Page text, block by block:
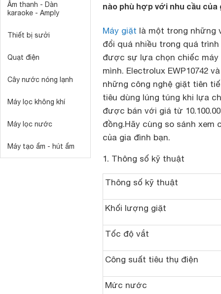
Âm thanh - Dàn
karaoke - Amply
Thiết bị sưởi
Quạt điện
Cây nước nóng lạnh
Máy lọc không khí
Máy lọc nước
Máy tạo ẩm - hút ẩm
nào phù hợp với nhu cầu của
Máy giặt là một trong những
đổi quá nhiều trong quá
được sự lựa chọn chiếc máy
mình. Electrolux EWP10742
những công nghệ giặt tiên
tiêu dùng lúng túng khi lựa
được bán với giá từ
đồng.Hãy cùng so sánh
của gia đình bạn.
1. Thông số kỹ thuật
Thông số kỹ thuật
Khối lượng giặt
Tốc độ vắt
Công suất tiêu thụ điện
Mức nước